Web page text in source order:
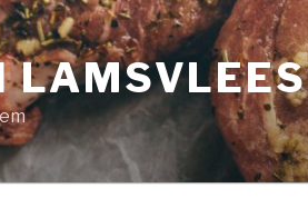
LAMSVLEES